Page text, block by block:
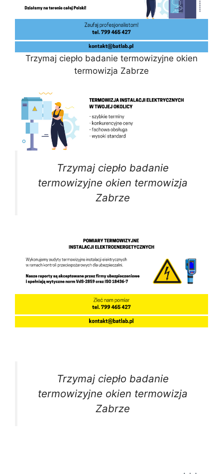
Trzymaj ciepło badanie termowizyjne okien
termowizja Zabrze
Trzymaj ciepło badanie
termowizyjne okien termowizja
Zabrze
Trzymaj ciepło badanie
termowizyjne okien termowizja
Zabrze